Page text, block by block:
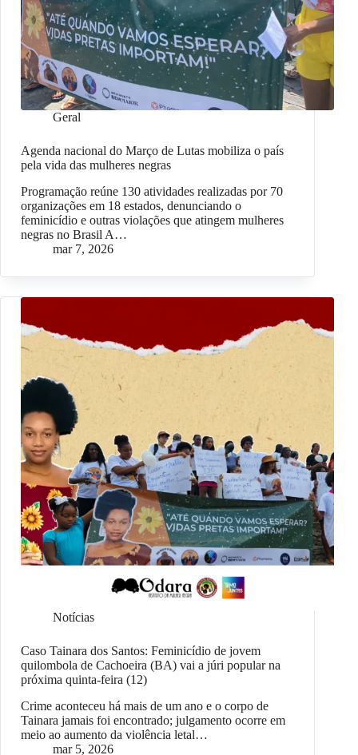
Geral
Agenda nacional do Março de Lutas mobiliza o país
pela vida das mulheres negras
Programação reúne 130 atividades realizadas por 70
organizações em 18 estados, denunciando o
feminicídio e outras violações que atingem mulheres
negras no Brasil A…
mar 7, 2026
Notícias
Caso Tainara dos Santos: Feminicídio de jovem
quilombola de Cachoeira (BA) vai a júri popular na
próxima quinta-feira (12)
Crime aconteceu há mais de um ano e o corpo de
Tainara jamais foi encontrado; julgamento ocorre em
meio ao aumento da violência letal…
mar 5, 2026